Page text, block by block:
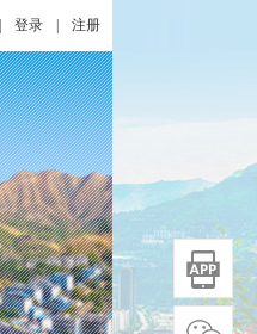
登录 注册